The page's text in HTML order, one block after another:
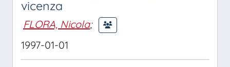
vicenza
FLORA, Nicola;
1997-01-01